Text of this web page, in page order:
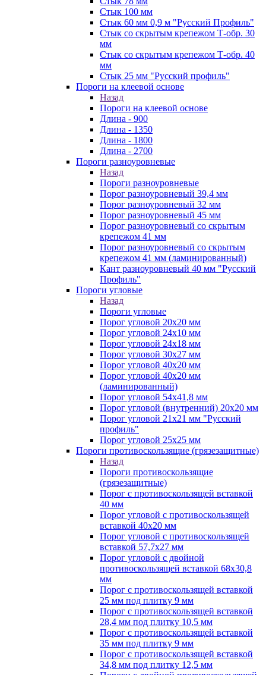
Стык 100 мм
Стык 60 мм 0,9 м "Русский Профиль"
Стык со скрытым крепежом Т-обр. 30
мм
Стык со скрытым крепежом Т-обр. 40
мм
Стык 25 мм "Русский профиль"
Пороги на клеевой основе
Назад
Пороги на клеевой основе
Длина - 900
Длина - 1350
Длина - 1800
Длина - 2700
Пороги разноуровневые
Назад
Пороги разноуровневые
Порог разноуровневый 39,4 мм
Порог разноуровневый 32 мм
Порог разноуровневый 45 мм
Порог разноуровневый со скрытым
крепежом 41 мм
Порог разноуровневый со скрытым
крепежом 41 мм (ламинированный)
Кант разноуровневый 40 мм "Русский
Профиль"
Пороги угловые
Назад
Пороги угловые
Порог угловой 20х20 мм
Порог угловой 24х10 мм
Порог угловой 24х18 мм
Порог угловой 30х27 мм
Порог угловой 40х20 мм
Порог угловой 40х20 мм
(ламинированный)
Порог угловой 54х41,8 мм
Порог угловой (внутренний) 20х20 мм
Порог угловой 21х21 мм "Русский
профиль"
Порог угловой 25х25 мм
Пороги противоскользящие (грязезащитные)
Назад
Пороги противоскользящие
(грязезащитные)
Порог с противоскользящей вставкой
40 мм
Порог угловой с противоскользящей
вставкой 40х20 мм
Порог угловой с противоскользящей
вставкой 57,7х27 мм
Порог угловой с двойной
противоскользящей вставкой 68х30,8
мм
Порог с противоскользящей вставкой
25 мм под плитку 9 мм
Порог с противоскользящей вставкой
28,4 мм под плитку 10,5 мм
Порог с противоскользящей вставкой
35 мм под плитку 9 мм
Порог с противоскользящей вставкой
34,8 мм под плитку 12,5 мм